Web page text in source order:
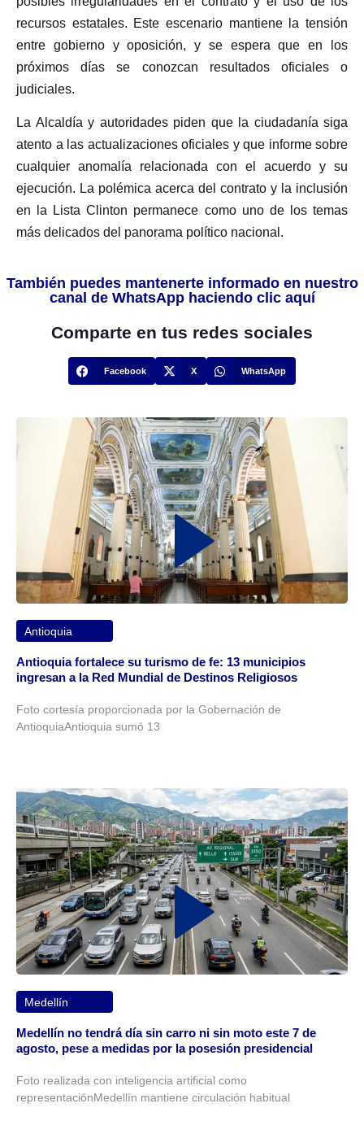
recursos estatales. Este escenario mantiene la tensión
entre gobierno y oposición, y se espera que en los
próximos días se conozcan resultados oficiales o
judiciales.
La Alcaldía y autoridades piden que la ciudadanía siga
atento a las actualizaciones oficiales y que informe sobre
cualquier anomalía relacionada con el acuerdo y su
ejecución. La polémica acerca del contrato y la inclusión
en la Lista Clinton permanece como uno de los temas
más delicados del panorama político nacional.
También puedes mantenerte informado en nuestro
canal de WhatsApp haciendo clic aquí
Comparte en tus redes sociales
Facebook X WhatsApp
Antioquia
Antioquia fortalece su turismo de fe: 13 municipios
ingresan a la Red Mundial de Destinos Religiosos
Foto cortesía proporcionada por la Gobernación de
AntioquiaAntioquia sumó 13
Medellín
Medellín no tendrá día sin carro ni sin moto este 7 de
agosto, pese a medidas por la posesión presidencial
Foto realizada con inteligencia artificial como
representaciónMedellín mantiene circulación habitual